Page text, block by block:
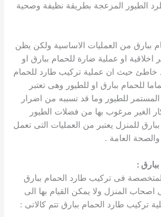
الطيور المزعجة بطريقة نظيفة وصحية
ببارق من العمليات الاساسية ولكن يظن
اخلاقية او عملية ضارة للحمام ببارق او
خاطئ حيث ان عملية تركيب طارد للحمام
للحمام ببارق او للطيور وهى تعتبر
المستمر للطيور وما قد تسببه من اضرار
الغير مرغوب بها من فضلات الطيور
للمنزل يعتبر من العمليات التى تعمل
العامة .
:
فى تركيب طارد الحمام ببارق
المنزل ولا يمكن القيام بها الى
تركيب طارد الحمام ببارق تتم كالاتى :